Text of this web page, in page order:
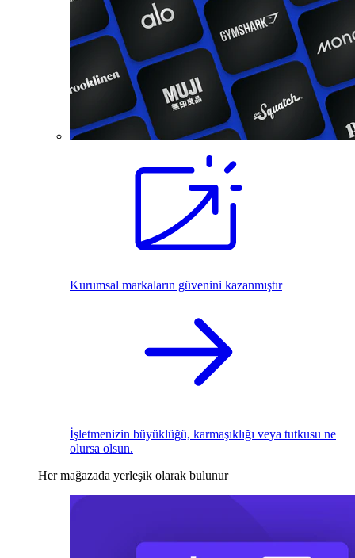
Kurumsal markaların güvenini kazanmıştır
İşletmenizin büyüklüğü, karmaşıklığı veya tutkusu ne
olursa olsun.
Her mağazada yerleşik olarak bulunur